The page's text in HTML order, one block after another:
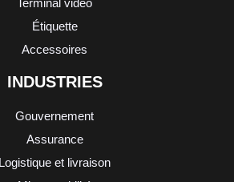
Terminal vidéo
Étiquette
Accessoires
INDUSTRIES
Gouvernement
Assurance
Logistique et livraison